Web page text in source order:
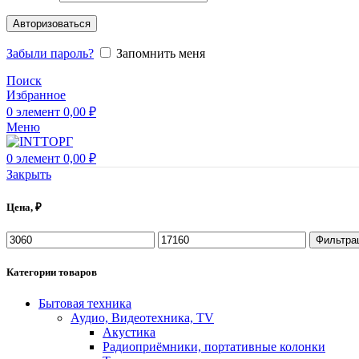
Авторизоваться
Забыли пароль?
Запомнить меня
Поиск
Избранное
0 элемент 0,00 ₽
Меню
0 элемент 0,00 ₽
Закрыть
Цена, ₽
Категории товаров
Бытовая техника
Аудио, Видеотехника, TV
Акустика
Радиоприёмники, портативные колонки